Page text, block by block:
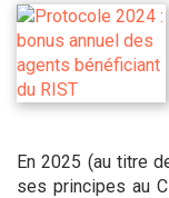
En 2025 (au titre
ses principes au